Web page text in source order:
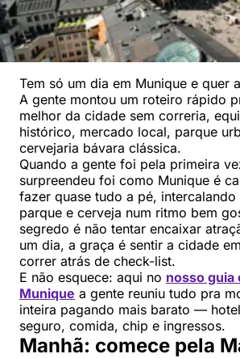
Tem só um dia em Munique e quer
A gente montou um roteiro rápido
melhor da cidade sem correria,
histórico, mercado local, parque
cervejaria bávara clássica.
Quando a gente foi pela primeira
surpreendeu foi como Munique é
fazer quase tudo a pé,
parque e cerveja num ritmo bem
segredo é não tentar encaixar
um dia, a graça é sentir a cidade
correr atrás de check-list.
E não esquece: aqui no nosso guia
Munique a gente reuniu tudo pra
inteira pagando mais barato —
seguro, comida, chip e ingressos.
Manhã: comece pela